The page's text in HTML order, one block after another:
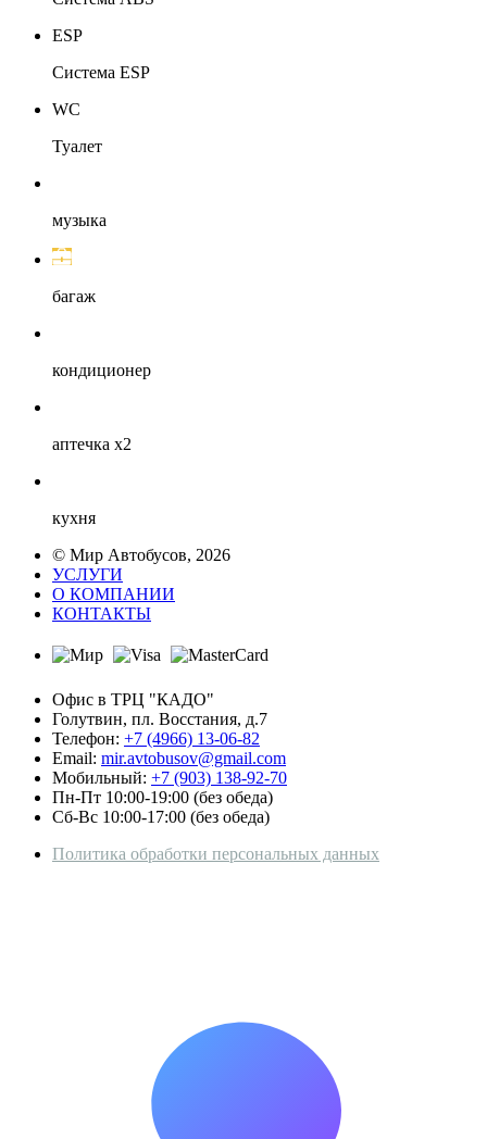
ESP
Система ESP
WC
Туалет
музыка
багаж
кондиционер
аптечка х2
кухня
© Мир Автобусов, 2026
УСЛУГИ
О КОМПАНИИ
КОНТАКТЫ
Офис в ТРЦ "КАДО"
Голутвин, пл. Восстания, д.7
Телефон: +7 (4966) 13-06-82
Email: mir.avtobusov@gmail.com
Мобильный: +7 (903) 138-92-70
Пн-Пт 10:00-19:00 (без обеда)
Сб-Вс 10:00-17:00 (без обеда)
Политика обработки персональных данных